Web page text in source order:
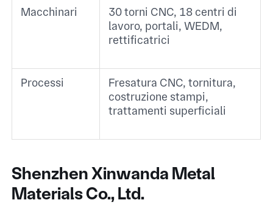
Macchinari
30 torni CNC, 18 centri di
lavoro, portali, WEDM,
rettificatrici ​
Processi
Fresatura CNC, tornitura,
costruzione stampi,
trattamenti superficiali ​
Shenzhen Xinwanda Metal
Materials Co., Ltd.